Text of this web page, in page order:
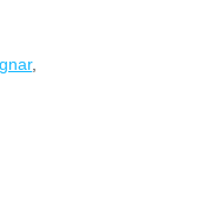
,